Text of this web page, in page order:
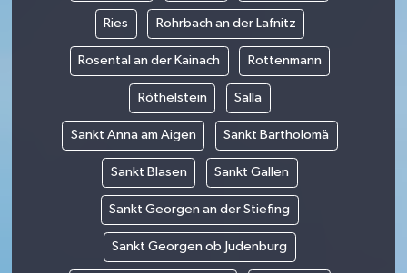
Ries Rohrbach an der Lafnitz
Rosental an der Kainach Rottenmann
Röthelstein Salla
Sankt Anna am Aigen Sankt Bartholomä
Sankt Blasen Sankt Gallen
Sankt Georgen an der Stiefing
Sankt Georgen ob Judenburg